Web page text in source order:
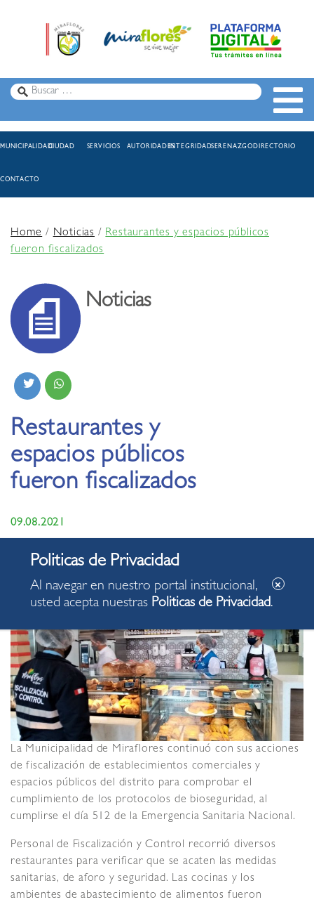
MUNICIPALIDADCIUDAD SERVICIOS AUTORIDADESINTEGRIDADSERENAZGODIRECTORIO
CONTACTO
Home/Noticias /Restaurantes y espacios públicos
fueron fiscalizados
Noticias
Restaurantes y
espacios públicos
fueron fiscalizados
09.08.2021
La Municipalidad de Miraflores continuó con sus acciones
de fiscalización de establecimientos comerciales y
espacios públicos del distrito para comprobar el
cumplimiento de los protocolos de bioseguridad, al
cumplirse el día 512 de la Emergencia Sanitaria Nacional.
Personal de Fiscalización y Control recorrió diversos
restaurantes para verificar que se acaten las medidas
sanitarias, de aforo y seguridad. Las cocinas y los
ambientes de abastecimiento de alimentos fueron
Al navegar en nuestro portal institucional,
usted acepta nuestras Politicas de Privacidad.